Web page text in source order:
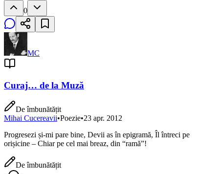
0
MC
Curaj… de la Muză
De îmbunătățit
Mihai Cucereavii•Poezie•23 apr. 2012
Progresezi și-mi pare bine, Devii as în epigramă, Îl întreci pe
orișicine – Chiar pe cel mai breaz, din “ramă”!
De îmbunătățit